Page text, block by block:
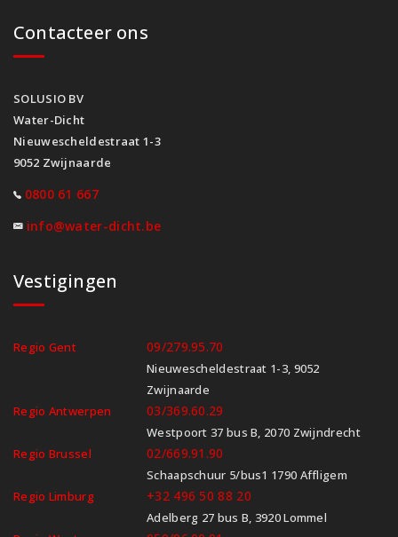
Contacteer ons
SOLUSIO BV
Water-Dicht
Nieuwescheldestraat 1-3
9052 Zwijnaarde
0800 61 667
info@water-dicht.be
Vestigingen
Regio Gent 09/279.95.70
Nieuwescheldestraat 1-3, 9052
Zwijnaarde
Regio Antwerpen
03/369.60.29
Westpoort 37 bus B, 2070 Zwijndrecht
Regio Brussel
02/669.91.90
Schaapschuur 5/bus1 1790 Affligem
Regio Limburg
+32 496 50 88 20
Adelberg 27 bus B, 3920 Lommel